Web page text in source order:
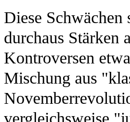
Diese Schwächen
durchaus Stärken
Kontroversen
Mischung aus
vergleichsweise